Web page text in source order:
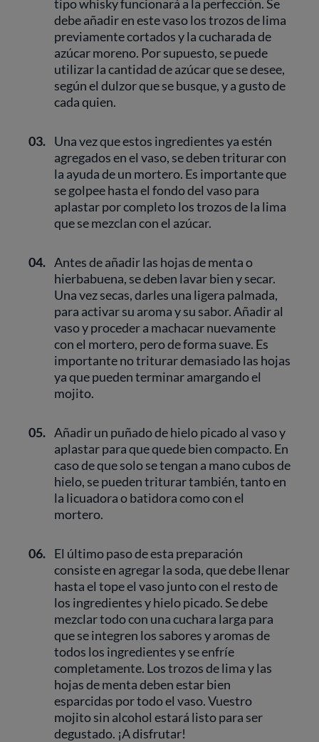
tipo whisky funcionará a la perfección. Se
debe añadir en este vaso los trozos de lima
previamente cortados y la cucharada de
azúcar moreno. Por supuesto, se puede
utilizar la cantidad de azúcar que se desee,
según el dulzor que se busque, y a gusto de
cada quien.
03. Una vez que estos ingredientes ya estén
agregados en el vaso, se deben triturar con
la ayuda de un mortero. Es importante que
se golpee hasta el fondo del vaso para
aplastar por completo los trozos de la lima
que se mezclan con el azúcar.
04. Antes de añadir las hojas de menta o
hierbabuena, se deben lavar bien y secar.
Una vez secas, darles una ligera palmada,
para activar su aroma y su sabor. Añadir al
vaso y proceder a machacar nuevamente
con el mortero, pero de forma suave. Es
importante no triturar demasiado las hojas
ya que pueden terminar amargando el
mojito.
05. Añadir un puñado de hielo picado al vaso y
aplastar para que quede bien compacto. En
caso de que solo se tengan a mano cubos de
hielo, se pueden triturar también, tanto en
la licuadora o batidora como con el
mortero.
06. El último paso de esta preparación
consiste en agregar la soda, que debe llenar
hasta el tope el vaso junto con el resto de
los ingredientes y hielo picado. Se debe
mezclar todo con una cuchara larga para
que se integren los sabores y aromas de
todos los ingredientes y se enfríe
completamente. Los trozos de lima y las
hojas de menta deben estar bien
esparcidas por todo el vaso. Vuestro
mojito sin alcohol estará listo para ser
degustado. ¡A disfrutar!